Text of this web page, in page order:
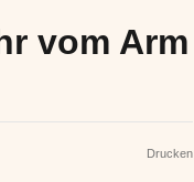
vom Arm
Drucken